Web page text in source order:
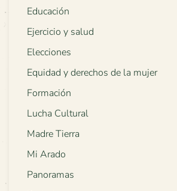
Educación
Ejercicio y salud
Elecciones
Equidad y derechos de la mujer
Formación
Lucha Cultural
Madre Tierra
Mi Arado
Panoramas